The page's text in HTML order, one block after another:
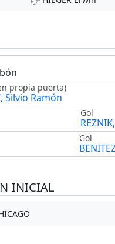
propia puerta)
Silvio Ramón
Gol
Gol
INICIAL